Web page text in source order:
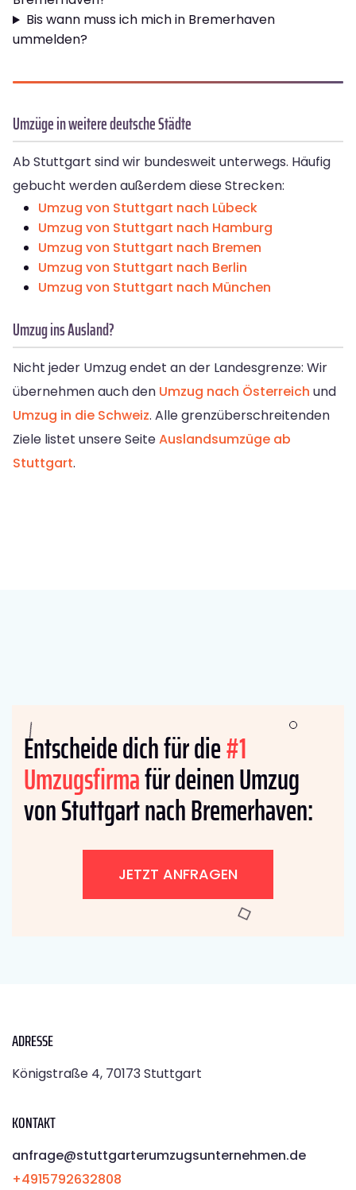
Bis wann muss ich mich in Bremer­haven
ummelden?
Umzüge in weitere deutsche Städte
Ab Stuttgart sind wir bundesweit unterwegs. Häufig
gebucht werden außerdem diese Strecken:
Umzug von Stuttgart nach Lübeck
Umzug von Stuttgart nach Hamburg
Umzug von Stuttgart nach Bremen
Umzug von Stuttgart nach Berlin
Umzug von Stuttgart nach München
Umzug ins Ausland?
Nicht jeder Umzug endet an der Landesgrenze: Wir
übernehmen auch den Umzug nach Österreich und
Umzug in die Schweiz. Alle grenzüberschreitenden
Ziele listet unsere SeiteAuslandsumzüge ab
Stuttgart.
Entscheide dich für die#1
Umzugsfirmafür deinen Umzug
von Stuttgart nach Bremer­haven:
JETZT ANFRAGEN
ADRESSE
Königstraße 4, 70173 Stuttgart
KONTAKT
anfrage@stuttgarterumzugsunternehmen.de
+4915792632808